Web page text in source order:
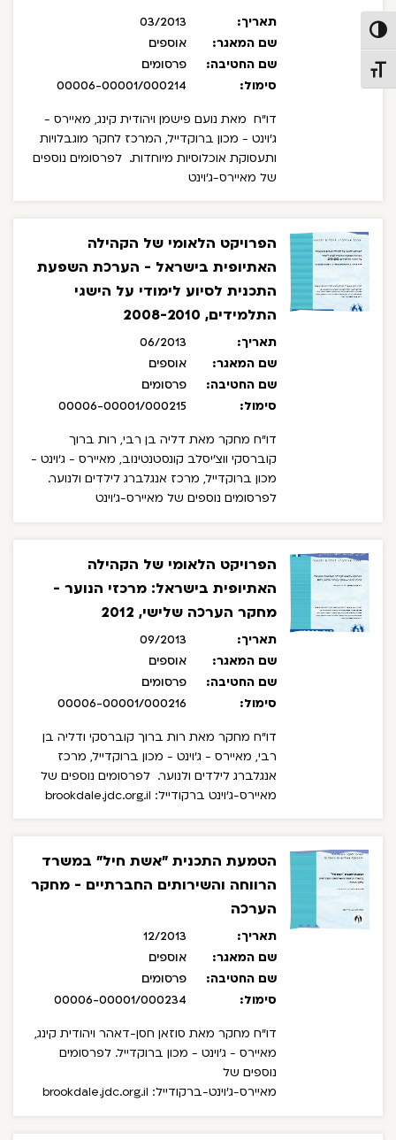
הפעל/כבה ניגודיות גבוהה
מתג גודל גופן
תאריך:
03/2013
שם המאגר:
אוספים
שם החטיבה:
פרסומים
סימול:
00006-00001/000214
דו"ח מאת נועם פישמן ויהודית קינג, מאיירס -
ג'וינט - מכון ברוקדייל, המרכז לחקר מוגבלויות
ותעסוקת אוכלוסיות מיוחדות. לפרסומים נוספים
של מאיירס-ג'וינט
הפרויקט הלאומי של הקהילה
האתיופית בישראל - הערכת השפעת
התכנית לסיוע לימודי על הישגי
התלמידים, 2008-2010
תאריך:
06/2013
שם המאגר:
אוספים
שם החטיבה:
פרסומים
סימול:
00006-00001/000215
דו"ח מחקר מאת דליה בן רבי, רות ברוך
קוברסקי ווצ'יסלב קונסטנטינוב, מאיירס - ג'וינט -
מכון ברוקדייל, מרכז אנגלברג לילדים ולנוער.
לפרסומים נוספים של מאיירס-ג'וינט
הפרויקט הלאומי של הקהילה
האתיופית בישראל: מרכזי הנוער -
מחקר הערכה שלישי, 2012
תאריך:
09/2013
שם המאגר:
אוספים
שם החטיבה:
פרסומים
סימול:
00006-00001/000216
דו"ח מחקר מאת רות ברוך קוברסקי ודליה בן
רבי, מאיירס - ג'וינט - מכון ברוקדייל, מרכז
אנגלברג לילדים ולנוער. לפרסומים נוספים של
מאיירס-ג'וינט ברקודייל: brookdale.jdc.org.il
הטמעת התכנית "אשת חיל" במשרד
הרווחה והשירותים החברתיים - מחקר
הערכה
תאריך:
12/2013
שם המאגר:
אוספים
שם החטיבה:
פרסומים
סימול:
00006-00001/000234
דו"ח מחקר מאת סוזאן חסן-דאהר ויהודית קינג,
מאיירס - ג'וינט - מכון ברוקדייל. לפרסומים
נוספים של
מאיירס-ג'וינט-ברקודייל: brookdale.jdc.org.il